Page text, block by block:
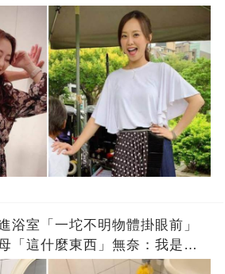
淚
浴室「一坨不明物體掛眼前」
「這什麼東西」無奈：我是親